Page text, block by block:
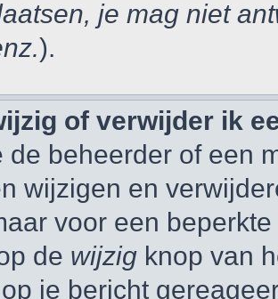
je mag niet
).
of verwijder ik
de beheerder of een
wijzigen en
voor een
de wijzig knop van
je bericht